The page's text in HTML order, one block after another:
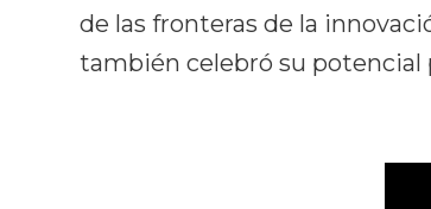
de las fronteras de la
también celebró su potencial